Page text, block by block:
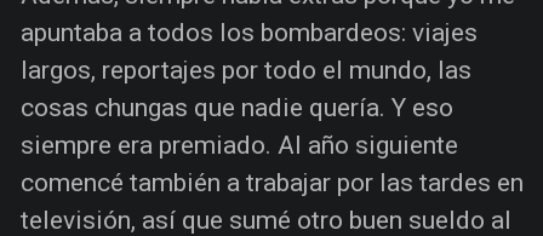
apuntaba a todos los bombardeos: viajes
largos, reportajes por todo el mundo, las
cosas chungas que nadie quería. Y eso
siempre era premiado. Al año siguiente
comencé también a trabajar por las tardes en
televisión, así que sumé otro buen sueldo al